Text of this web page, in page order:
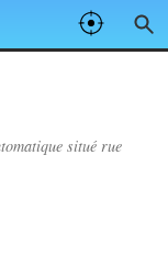
situé rue